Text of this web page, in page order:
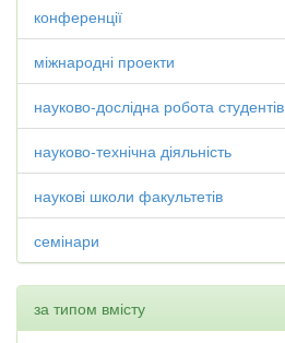
конференції
міжнародні проекти
науково-дослідна робота студентів
науково-технічна діяльність
наукові школи факультетів
семінари
за типом вмісту